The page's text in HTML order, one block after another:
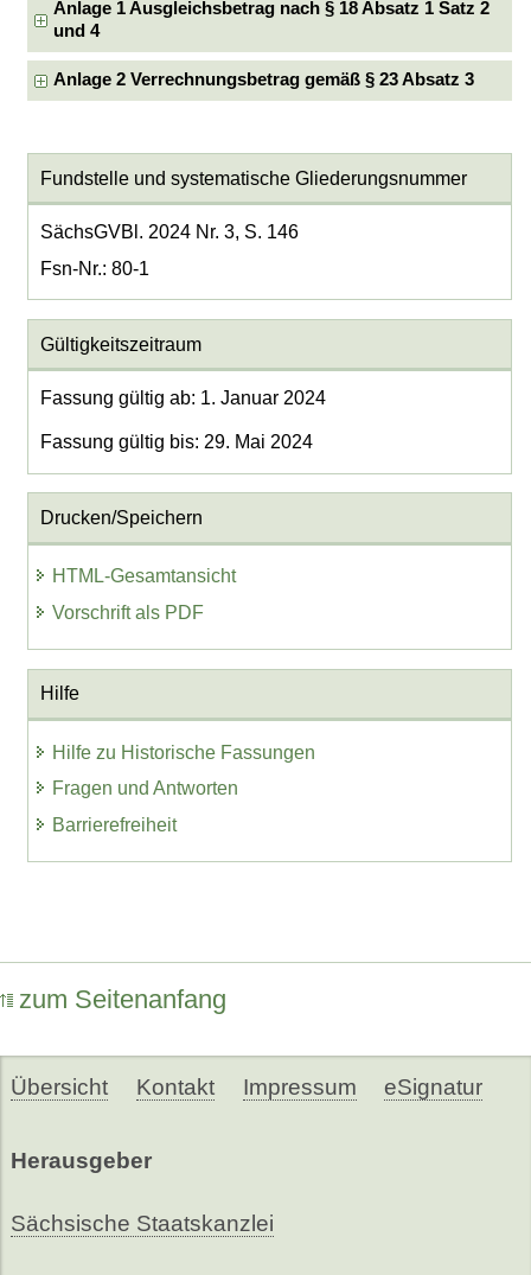
Anlage 1 Ausgleichsbetrag nach § 18 Absatz 1 Satz 2
und 4
Anlage 2 Verrechnungsbetrag gemäß § 23 Absatz 3
Fundstelle und systematische Gliederungsnummer
SächsGVBl. 2024 Nr. 3, S. 146
Fsn-Nr.: 80-1
Gültigkeitszeitraum
Fassung gültig ab: 1. Januar 2024
Fassung gültig bis: 29. Mai 2024
Drucken/Speichern
HTML-Gesamtansicht
Vorschrift als PDF
Hilfe
Hilfe zu Historische Fassungen
Fragen und Antworten
Barrierefreiheit
zum Seitenanfang
Übersicht Kontakt Impressum eSignatur
Herausgeber
Sächsische Staatskanzlei